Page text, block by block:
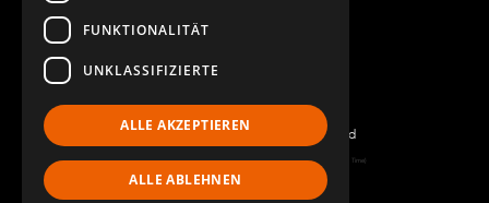
©2022 FlexQube – All rights reserved
Page generated: Sat Aug 08 2026 17:16:23 GMT+0000 (Coordinated Universal Time)
FUNKTIONALITÄT
UNKLASSIFIZIERTE
ALLE AKZEPTIEREN
ALLE ABLEHNEN